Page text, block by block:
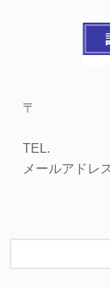
〒
TEL.
メールアドレ